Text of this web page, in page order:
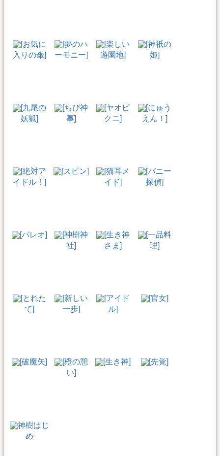
[お気に
入りの傘]
[夢のハ
ーモニー]
[楽しい
遊園地]
[神祇の
姫]
[九尾の
妖狐]
[ちび神
事]
[ヤオビ
クニ]
[にゅう
えん！]
[絶対ア
イドル！]
[スピン]
[猫耳メ
イド]
[バニー
探偵]
[パレオ]
[神樹神
社]
[生き神
さま]
[一品料
理]
[とれた
て]
[新しい
一歩]
[アイド
ル]
[官女]
[破魔矢]
[橙の憩
い]
[生き神] [先覚]
神樹はじ
め